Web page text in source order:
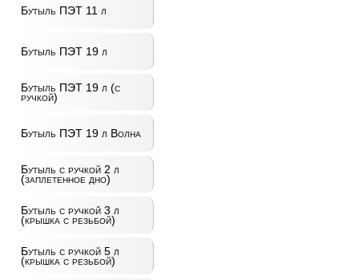
Бутыль ПЭТ 11 л
Бутыль ПЭТ 19 л
Бутыль ПЭТ 19 л (с
ручкой)
Бутыль ПЭТ 19 л Волна
Бутыль с ручкой 2 л
(заплетенное дно)
Бутыль с ручкой 3 л
(крышка с резьбой)
Бутыль с ручкой 5 л
(крышка с резьбой)